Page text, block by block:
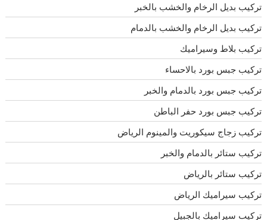
تركيب بديل الرخام والخشب بالخبر
تركيب بديل الرخام والخشب بالدمام
تركيب بلاط وسيراميك
تركيب جبس بورد بالاحساء
تركيب جبس بورد بالدمام والخبر
تركيب جبس بورد حفر الباطن
تركيب زجاج سيكوريت والمينوم الرياض
تركيب ستائر بالدمام والخبر
تركيب ستائر بالرياض
تركيب سيراميك الرياض
تركيب سيراميك بالجبيل